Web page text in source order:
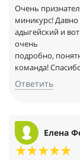
Очень
миникурс! Давно
адыгейский и
очень
подробно,
команда!
Ответить
Елена